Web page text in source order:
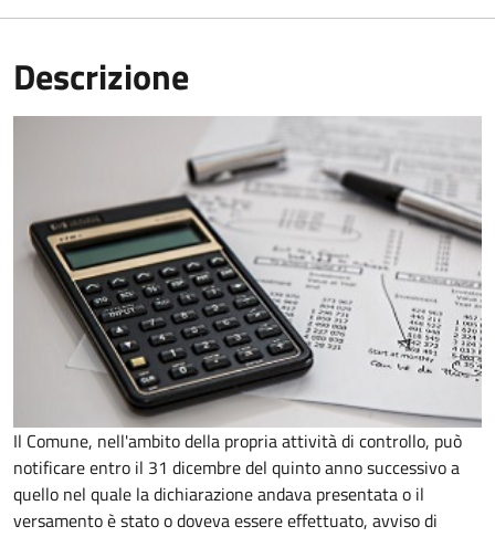
Descrizione
Il Comune, nell'ambito della propria attività di controllo, può
notificare entro il 31 dicembre del quinto annosuccessivo a
quello nel quale la dichiarazione andava presentata o il
versamento è stato o doveva essere effettuato, avviso di